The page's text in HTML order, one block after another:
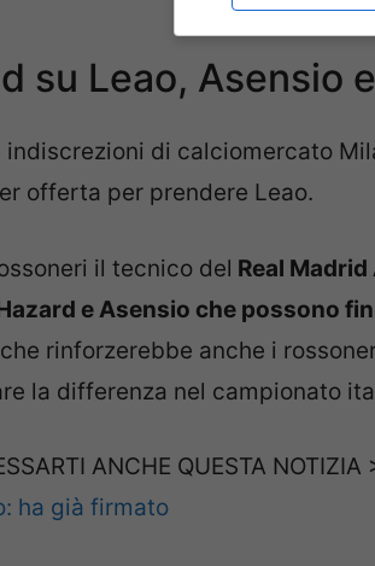
su Leao, Asensio
indiscrezioni di calciomercato
offerta per prendere Leao.
il tecnico del Real
e Asensio che possono
rinforzerebbe anche i
la differenza nel campionato
ANCHE QUESTA NOTIZIA
ha già firmato